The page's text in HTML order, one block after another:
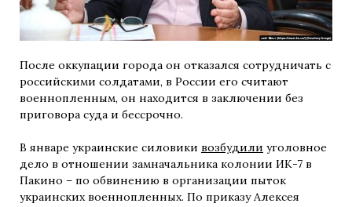
После оккупации города он отказался сотрудничать с
российскими солдатами, в России его считают
военнопленным, он находится в заключении без
приговора суда и бессрочно.
В январе украинские силовики возбудили уголовное
дело в отношении замначальника колонии ИК-7 в
Пакино – по обвинению в организации пыток
украинских военнопленных. По приказу Алексея